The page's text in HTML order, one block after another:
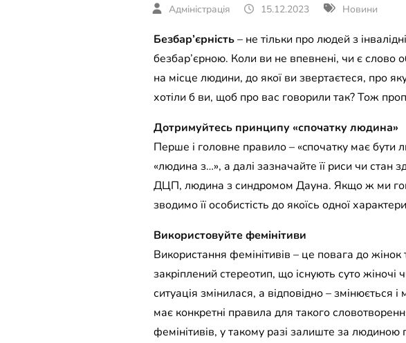
15.12.2023 Новини
Безбар’єрність– не тільки про людей з
безбар’єрною. Коли ви не впевнені, чи є слово
на місце людини, до якої ви звертаєтеся, про
хотіли б ви, щоб про вас говорили так? Тож
Дотримуйтесь принципу «спочатку людина»
Перше і головне правило – «cпочатку має
«людина з…», а далі зазначайте її риси чи
ДЦП, людина з синдромом Дауна. Якщо ж ми
зводимо її особистість до якоїсь одної
Використовуйте фемінітиви
Використання фемінітивів – це повага до
закріплений стереотип, що існують суто жіночі
ситуація змінилася, а відповідно –
має конкретні правила для такого
фемінітивів, у такому разі залиште за